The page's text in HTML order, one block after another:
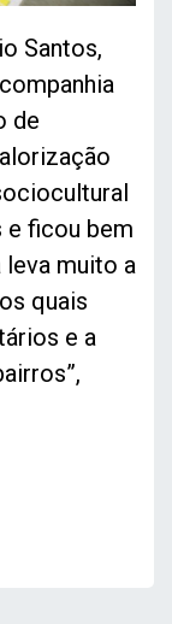
Santos,
de
e ficou bem
leva muito a
quais
e a